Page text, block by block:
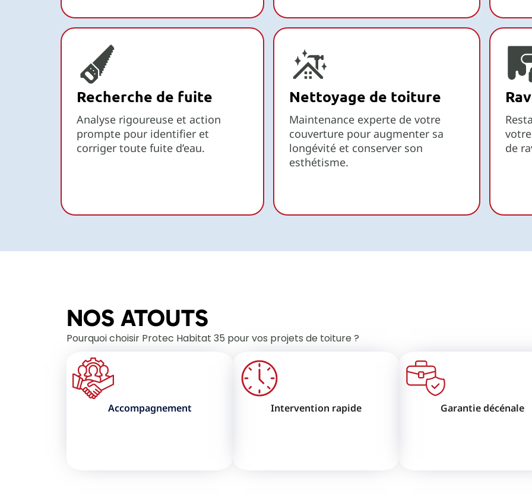
Recherche de fuite
Analyse rigoureuse et action
prompte pour identifier et
corriger toute fuite d’eau.
Nettoyage de toiture
Maintenance experte de votre
couverture pour augmenter sa
longévité et conserver son
esthétisme.
de
NOS ATOUTS
Pourquoi choisir Protec Habitat 35 pour vos projets de toiture ?
Accompagnement Intervention rapide Garantie décénale